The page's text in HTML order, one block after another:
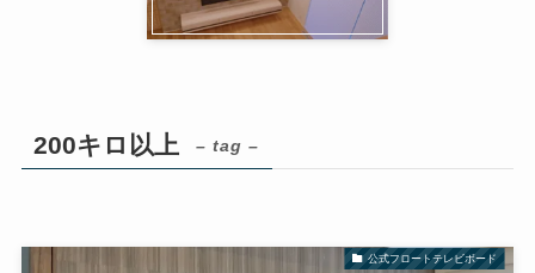
200キロ以上 – tag –
公式フロートテレビボード